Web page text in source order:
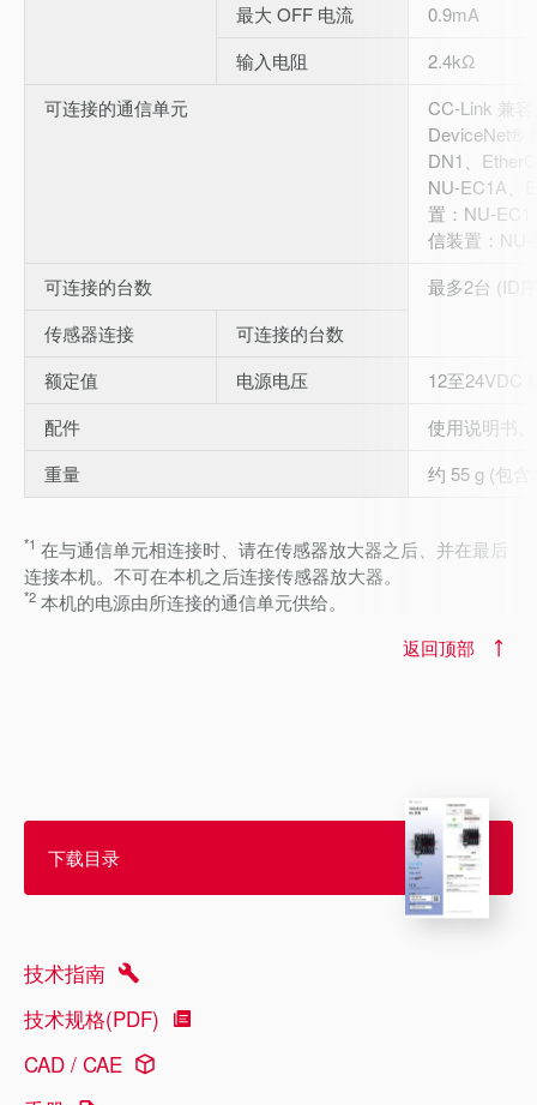
最大 OFF 电流
0.9mA
输入电阻
2.4kΩ
可连接的通信单元
CC-Link 兼
DeviceNet®
DN1、
NU-EC1A、
置：NU-
信装置：NU-
可连接的台数
最多2台 (ID
传感器连接
可连接的台数
额定值
电源电压
12至24VDC
配件
使用说明书
重量
约 55 g (包含
*1 在与通信单元相连接时、请在传感器放大器之后、并在最后
连接本机。不可在本机之后连接传感器放大器。
*2 本机的电源由所连接的通信单元供给。
返回顶部
下载目录
技术指南
技术规格(PDF)
CAD / CAE